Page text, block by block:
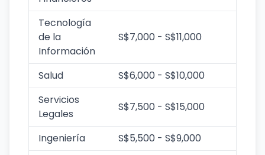
Tecnología
de la
Información
S$7,000 - S$11,000
Salud
S$6,000 - S$10,000
Servicios
Legales
S$7,500 - S$15,000
Ingeniería
S$5,500 - S$9,000